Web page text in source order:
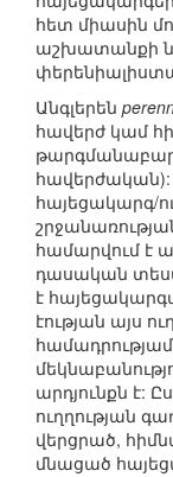
հետ միասին
աշխատանքի
Անգլերեն
հավերժ կամ
թարգմանաբար
հավերժական):
հայեցակարգ/
համարվում է
դասական
է
էության այս
արդյունքն է:
ուղղության
վերցրած,
մնացած